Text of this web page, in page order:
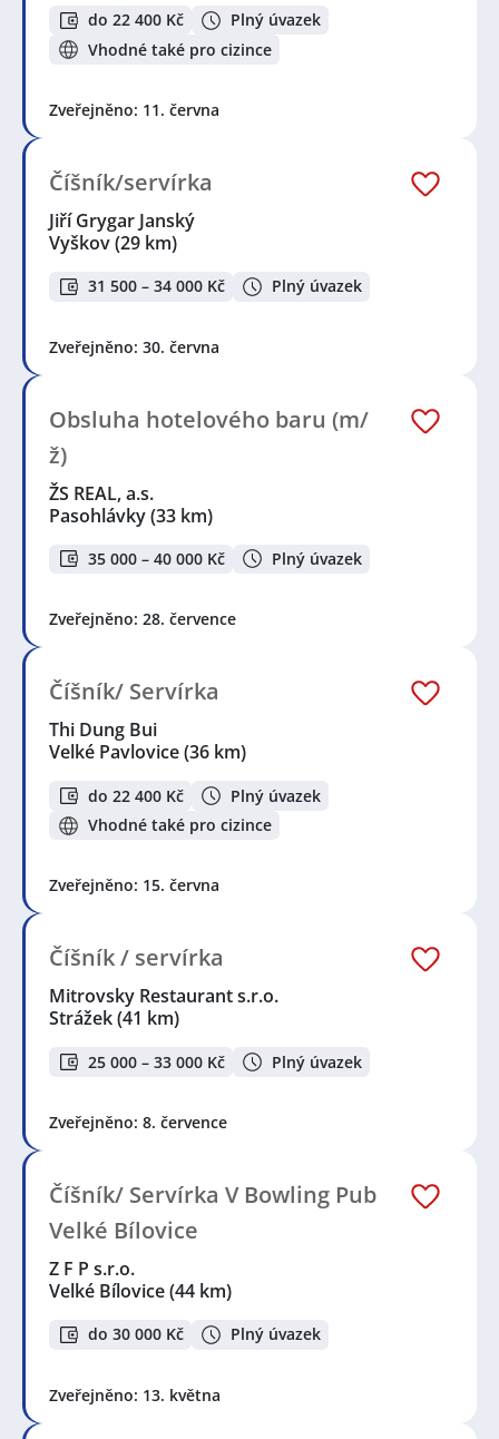
do 22 400 Kč
Plný úvazek
Vhodné také pro cizince
Zveřejněno: 11. června
Číšník/servírka
Jiří Grygar Janský
Vyškov(29 km)
31 500 – 34 000 Kč Plný úvazek
Zveřejněno: 30. června
Obsluha hotelového baru (m/
ž)
ŽS REAL, a.s.
Pasohlávky(33 km)
35 000 – 40 000 Kč Plný úvazek
Zveřejněno: 28. července
Číšník/ Servírka
Thi Dung Bui
Velké Pavlovice(36 km)
do 22 400 Kč
Plný úvazek
Vhodné také pro cizince
Zveřejněno: 15. června
Číšník / servírka
Mitrovsky Restaurant s.r.o.
Strážek(41 km)
25 000 – 33 000 Kč Plný úvazek
Zveřejněno: 8. července
Číšník/ Servírka V Bowling Pub
Velké Bílovice
Z F P s.r.o.
Velké Bílovice(44 km)
do 30 000 Kč Plný úvazek
Zveřejněno: 13. května